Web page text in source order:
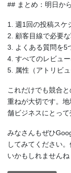
## まとめ：明日か
1. 週1回の投稿スケ
2. 顧客目線で必要
3. よくある質問を5
4. すべてのレビュ
5. 属性（アトリビ
これだけでも競合
重ねが大切です。
舗ビジネスにとって
みなさんもぜひ
してみてください
いかもしれませんね